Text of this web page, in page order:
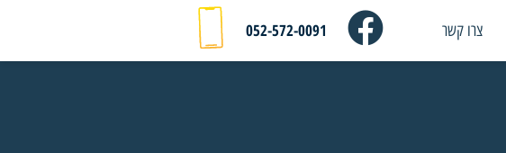
צרו קשר 052-572-0091